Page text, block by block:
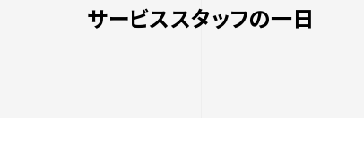
サービススタッフの一日